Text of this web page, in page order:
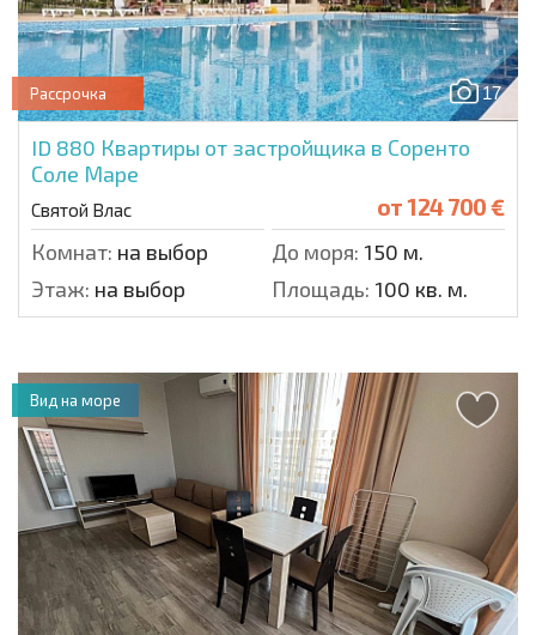
17
Рассрочка
ID 880 Квартиры от застройщика в Соренто
Соле Маре
Святой Влас от124 700 €
Комнат: на выбор До моря: 150 м.
Этаж: на выбор Площадь: 100 кв. м.
Вид на море